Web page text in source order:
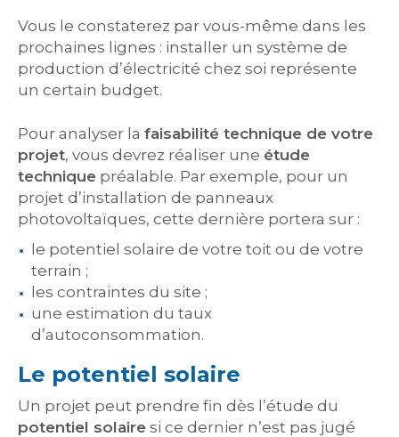
Vous le constaterez par vous-même dans les
prochaines lignes : installer un système de
production d’électricité chez soi représente
un certain budget.
Pour analyser la faisabilité technique de votre
projet, vous devrez réaliser une étude
technique préalable. Par exemple, pour un
projet d’installation de panneaux
photovoltaïques, cette dernière portera sur :
le potentiel solaire de votre toit ou de votre
terrain ;
les contraintes du site ;
une estimation du taux
d’autoconsommation.
Le potentiel solaire
Un projet peut prendre fin dès l’étude du
potentiel solaire si ce dernier n’est pas jugé